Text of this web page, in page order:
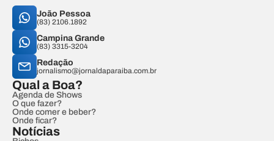
João Pessoa
(83) 2106.1892
Campina Grande
(83) 3315-3204
Redação
jornalismo@jornaldaparaiba.com.br
Qual a Boa?
Agenda de Shows
O que fazer?
Onde comer e beber?
Onde ficar?
Notícias